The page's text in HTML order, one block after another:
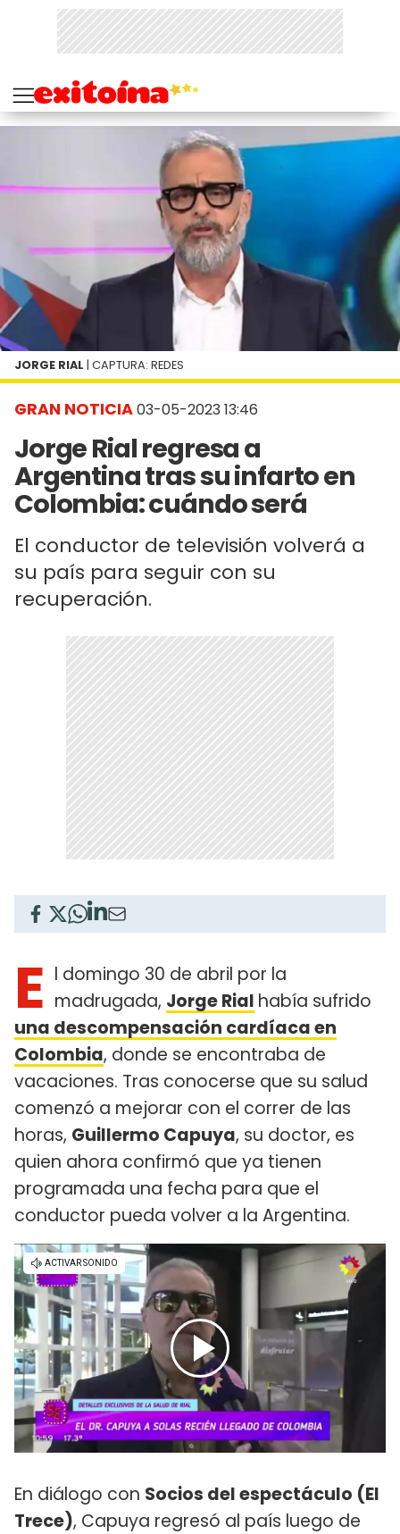
GRAN NOTICIA03-05-2023 13:46
Jorge Rial regresa a
Argentina tras su infarto en
Colombia: cuándo será
El conductor de televisión volverá a
su país para seguir con su
recuperación.
JORGE RIAL | CAPTURA: REDES
E l domingo 30 de abril por la
madrugada, Jorge Rial había sufrido
una descompensación cardíaca en
Colombia, donde se encontraba de
vacaciones. Tras conocerse que su salud
comenzó a mejorar con el correr de las
horas, Guillermo Capuya, su doctor, es
quien ahora confirmó que ya tienen
programada una fecha para que el
conductor pueda volver a la Argentina.
En diálogo con Socios del espectáculo (El
Trece), Capuya regresó al país luego de